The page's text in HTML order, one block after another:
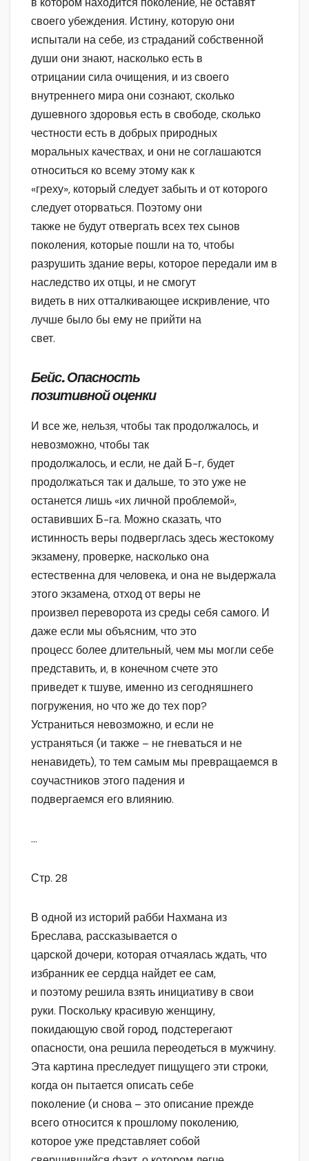
своего убеждения. Истину, которую они
испытали на себе, из страданий собственной
души они знают, насколько есть в
отрицании сила очищения, и из своего
внутреннего мира они сознают, сколько
душевного здоровья есть в свободе, сколько
честности есть в добрых природных
моральных качествах, и они не соглашаются
относиться ко всему этому как к
«греху», который следует забыть и от которого
следует оторваться. Поэтому они
также не будут отвергать всех тех сынов
поколения, которые пошли на то, чтобы
разрушить здание веры, которое передали им в
наследство их отцы, и не смогут
видеть в них отталкивающее искривление, что
лучше было бы ему не прийти на
свет.
Бейс. Опасность
позитивной оценки
И все же, нельзя, чтобы так продолжалось, и
невозможно, чтобы так
продолжалось, и если, не дай Б-г, будет
продолжаться так и дальше, то это уже не
останется лишь «их личной проблемой»,
оставивших Б-га. Можно сказать, что
истинность веры подверглась здесь жестокому
экзамену, проверке, насколько она
естественна для человека, и она не выдержала
этого экзамена, отход от веры не
произвел переворота из среды себя самого. И
даже если мы объясним, что это
процесс более длительный, чем мы могли себе
представить, и, в конечном счете это
приведет к тшуве, именно из сегодняшнего
погружения, но что же до тех пор?
Устраниться невозможно, и если не
устраняться (и также – не гневаться и не
ненавидеть), то тем самым мы превращаемся в
соучастников этого падения и
подвергаемся его влиянию.
…
Стр. 28
В одной из историй рабби Нахмана из
Бреслава, рассказывается о
царской дочери, которая отчаялась ждать, что
избранник ее сердца найдет ее сам,
и поэтому решила взять инициативу в свои
руки. Поскольку красивую женщину,
покидающую свой город, подстерегают
опасности, она решила переодеться в мужчину.
Эта картина преследует пищущего эти строки,
когда он пытается описать себе
поколение (и снова – это описание прежде
всего относится к прошлому поколению,
которое уже представляет собой